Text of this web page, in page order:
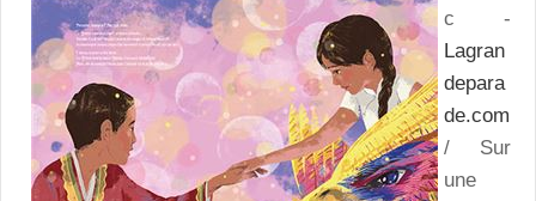
c -
Lagran
depara
de.com
/ Sur
une